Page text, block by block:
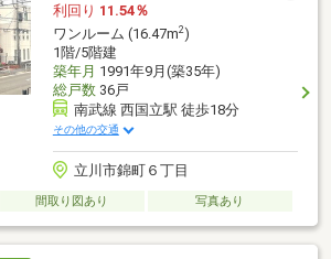
利回り 11.54％
ワンルーム (16.47m2)
1階/5階建
築年月 1991年9月(築35年)
総戸数36戸
南武線 西国立駅 徒歩18分
その他の交通
立川市錦町６丁目
間取り図あり 写真あり